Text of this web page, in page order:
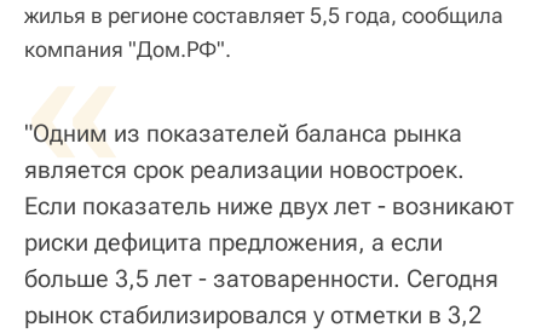
жилья в регионе составляет 5,5 года, сообщила
компания "Дом.РФ".
«
"Одним из показателей баланса рынка
является срок реализации новостроек.
Если показатель ниже двух лет - возникают
риски дефицита предложения, а если
больше 3,5 лет - затоваренности. Сегодня
рынок стабилизировался у отметки в 3,2